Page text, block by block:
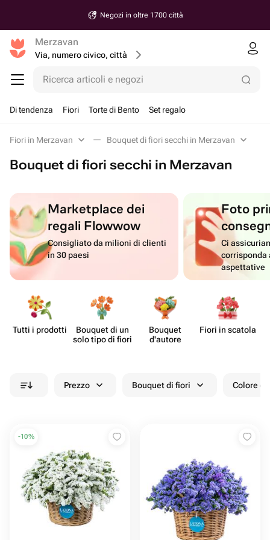
Negozi in oltre 1700 città
Merzavan
Via, numero civico, città
Ricerca articoli e negozi
Di tendenza Fiori Torte di Bento Set regalo
Fiori in Merzavan Bouquet di fiori secchi in Merzavan
Bouquet di fiori secchi in Merzavan
Marketplace dei
regali Flowwow
Consigliato da milioni di clienti
in 30 paesi
Foto
Ci
corrisponda
aspettative
Tutti i prodotti
Bouquet di un
solo tipo di fiori
Bouquet
d'autore
Fiori in scatola
Prezzo Bouquet di fiori Colore
-10%